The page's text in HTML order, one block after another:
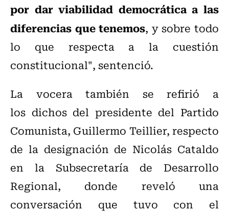
por dar viabilidad democrática a las
diferencias que tenemos, y sobre todo
lo que respecta a la cuestión
constitucional", sentenció.
La vocera también se refirió a
los dichos del presidente del Partido
Comunista, Guillermo Teillier, respecto
de la designación de Nicolás Cataldo
en la Subsecretaría de Desarrollo
Regional, donde reveló una
conversación que tuvo con el